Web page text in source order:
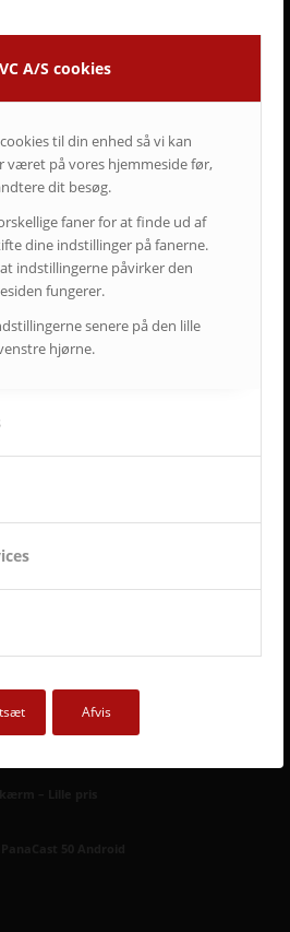
A/S cookies
til din enhed så vi kan
været på vores hjemmeside før,
dit besøg.
faner for at finde ud af
dine indstillinger på fanerne.
indstillingerne påvirker den
fungerer.
senere på den lille
hjørne.
Afvis
inden for AV-branchen.
giver langvarige samarbejder.
LØSNINGER
ThinkSmart One